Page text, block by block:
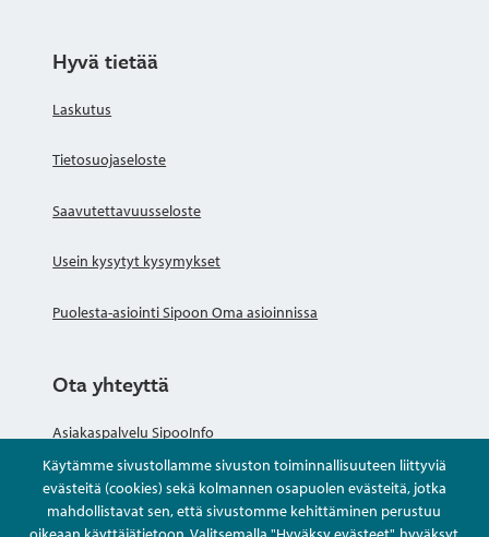
Käytämme sivustollamme sivuston toiminnallisuuteen liittyviä
evästeitä (cookies) sekä kolmannen osapuolen evästeitä, jotka
mahdollistavat sen, että sivustomme kehittäminen perustuu
Hyvä tietää
Laskutus
Tietosuojaseloste
Saavutettavuusseloste
Usein kysytyt kysymykset
Puolesta-asiointi Sipoon Oma asioinnissa
Ota yhteyttä
Asiakaspalvelu SipooInfo
Anna palautetta nimettömästi